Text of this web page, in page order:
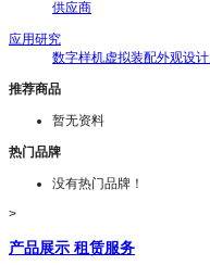
供应商
应用研究
数字样机虚拟装配外观设计
推荐商品
暂无资料
热门品牌
没有热门品牌！
>
产品展示 租赁服务